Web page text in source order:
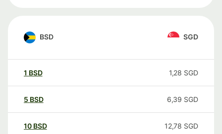
BSD SGD
1 BSD 1,28 SGD
5 BSD 6,39 SGD
10 BSD 12,78 SGD